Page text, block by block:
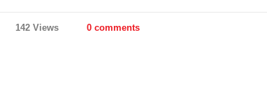
142 Views 0 comments